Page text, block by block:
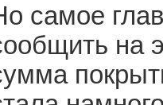
самое
на